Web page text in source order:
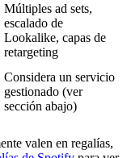
Múltiples ad sets,
escalado de
Lookalike, capas de
retargeting
Considera un servicio
gestionado (ver
sección abajo)
valen en regalías,